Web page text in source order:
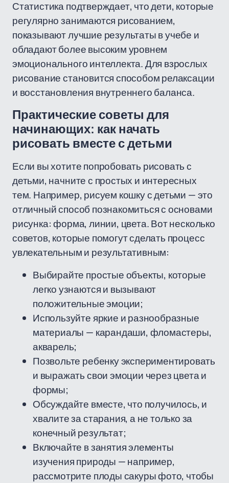
Статистика подтверждает, что дети, которые
регулярно занимаются рисованием,
показывают лучшие результаты в учебе и
обладают более высоким уровнем
эмоционального интеллекта. Для взрослых
рисование становится способом релаксации
и восстановления внутреннего баланса.
Практические советы для
начинающих: как начать
рисовать вместе с детьми
Если вы хотите попробовать рисовать с
детьми, начните с простых и интересных
тем. Например, рисуем кошку с детьми — это
отличный способ познакомиться с основами
рисунка: форма, линии, цвета. Вот несколько
советов, которые помогут сделать процесс
увлекательным и результативным:
Выбирайте простые объекты, которые
легко узнаются и вызывают
положительные эмоции;
Используйте яркие и разнообразные
материалы — карандаши, фломастеры,
акварель;
Позвольте ребенку экспериментировать
и выражать свои эмоции через цвета и
формы;
Обсуждайте вместе, что получилось, и
хвалите за старания, а не только за
конечный результат;
Включайте в занятия элементы
изучения природы — например,
рассмотрите плоды сакуры фото, чтобы